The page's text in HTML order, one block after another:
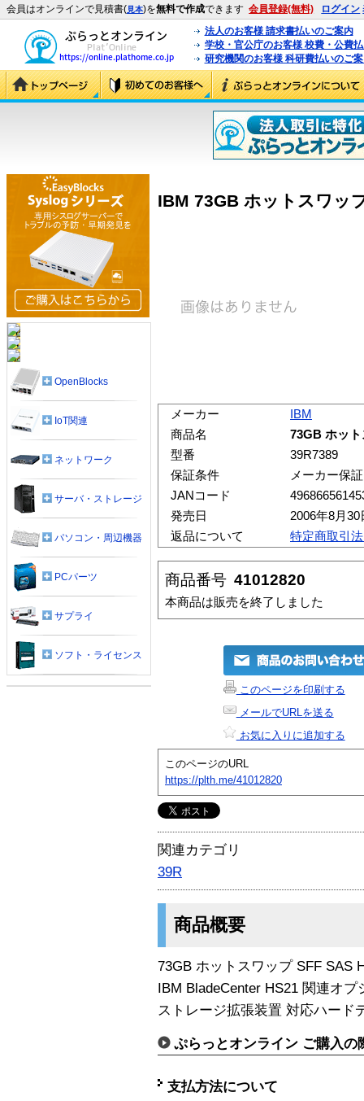
会員はオンラインで見積書(見本)を無料で作成できます 会員登録(無料) ログイン
法人のお客様 請求書払いのご案内
学校・官公庁のお客様 校費・公費
研究機関のお客様 科研費払いのご
IBM 73GB ホットスワッ
メーカー
IBM
商品名
73GB ホッ
型番
39R7389
保証条件
メーカー保証
JANコード
発売日
2006年8月30
返品について
特定商取引
商品番号 41012820
本商品は販売を終了しました
このページを印刷する
メールでURLを送る
お気に入りに追加する
このページのURL
https://plth.me/41012820
関連カテゴリ
39R
商品概要
73GB ホットスワップ SFF SAS
IBM BladeCenter HS21 関連オプ
ストレージ拡張装置 対応ハード
ぷらっとオンライン ご購入の
支払方法について
OpenBlocks
IoT関連
ネットワーク
サーバ・ストレージ
パソコン・周辺機器
PCパーツ
サプライ
ソフト・ライセンス